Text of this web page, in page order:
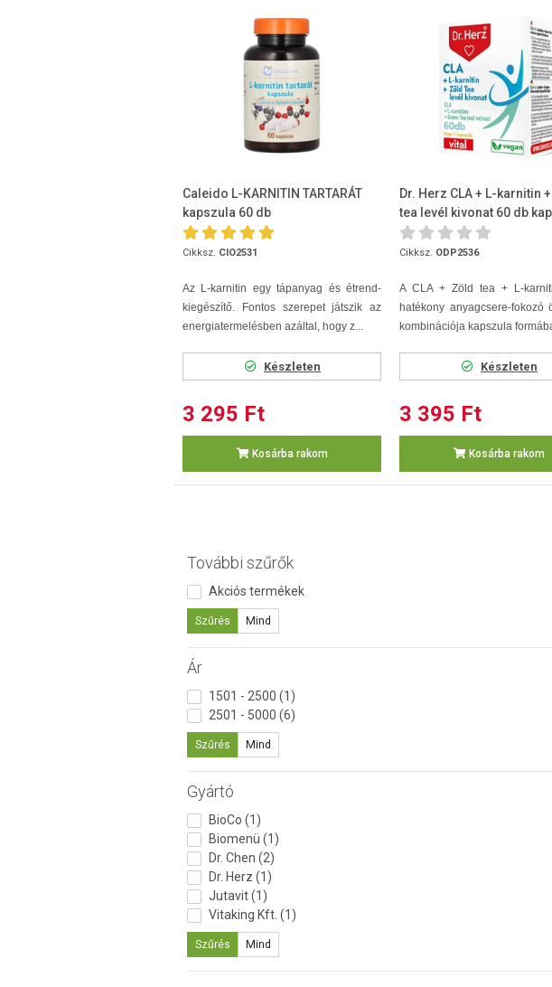
További szűrők
Akciós termékek
Szűrés Mind
Ár
1501 - 2500 (1)
2501 - 5000 (6)
Szűrés Mind
Gyártó
BioCo (1)
Biomenü (1)
Dr. Chen (2)
Dr. Herz (1)
Jutavit (1)
Vitaking Kft. (1)
Szűrés Mind
Caleido L-KARNITIN TARTARÁT
kapszula 60 db
Cikksz. CIO2531
Az L-karnitin egy tápanyag és étrend-
kiegészítő. Fontos szerepet játszik az
energiatermelésben azáltal, hogy z...
Készleten
3 295 Ft
Kosárba rakom
Dr. Herz CLA + L-karnitin
tea levél kivonat 60 db
Cikksz. ODP2536
A CLA + Zöld tea + L-
hatékony anyagcsere-fokozó
kombinációja kapszula
Készleten
3 395 Ft
Kosárba rakom